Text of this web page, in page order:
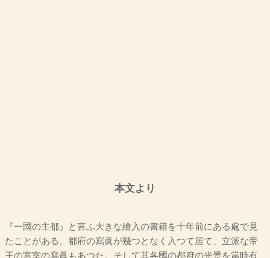
本文より
『一國の主都』と言ふ大きな繪入の書籍を十年前にある處で見
たことがある。都府の寫眞が幾つとなく入つて居て、立派な帝
王の宮室の寫眞もあつた。そして其各國の都府の光景を當時有